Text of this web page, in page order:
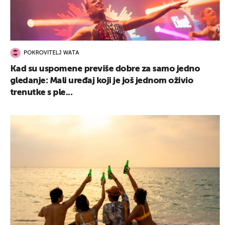
POKROVITELJ WATA
Kad su uspomene previše dobre za samo jedno
gledanje: Mali uređaj koji je još jednom oživio
trenutke s ple...